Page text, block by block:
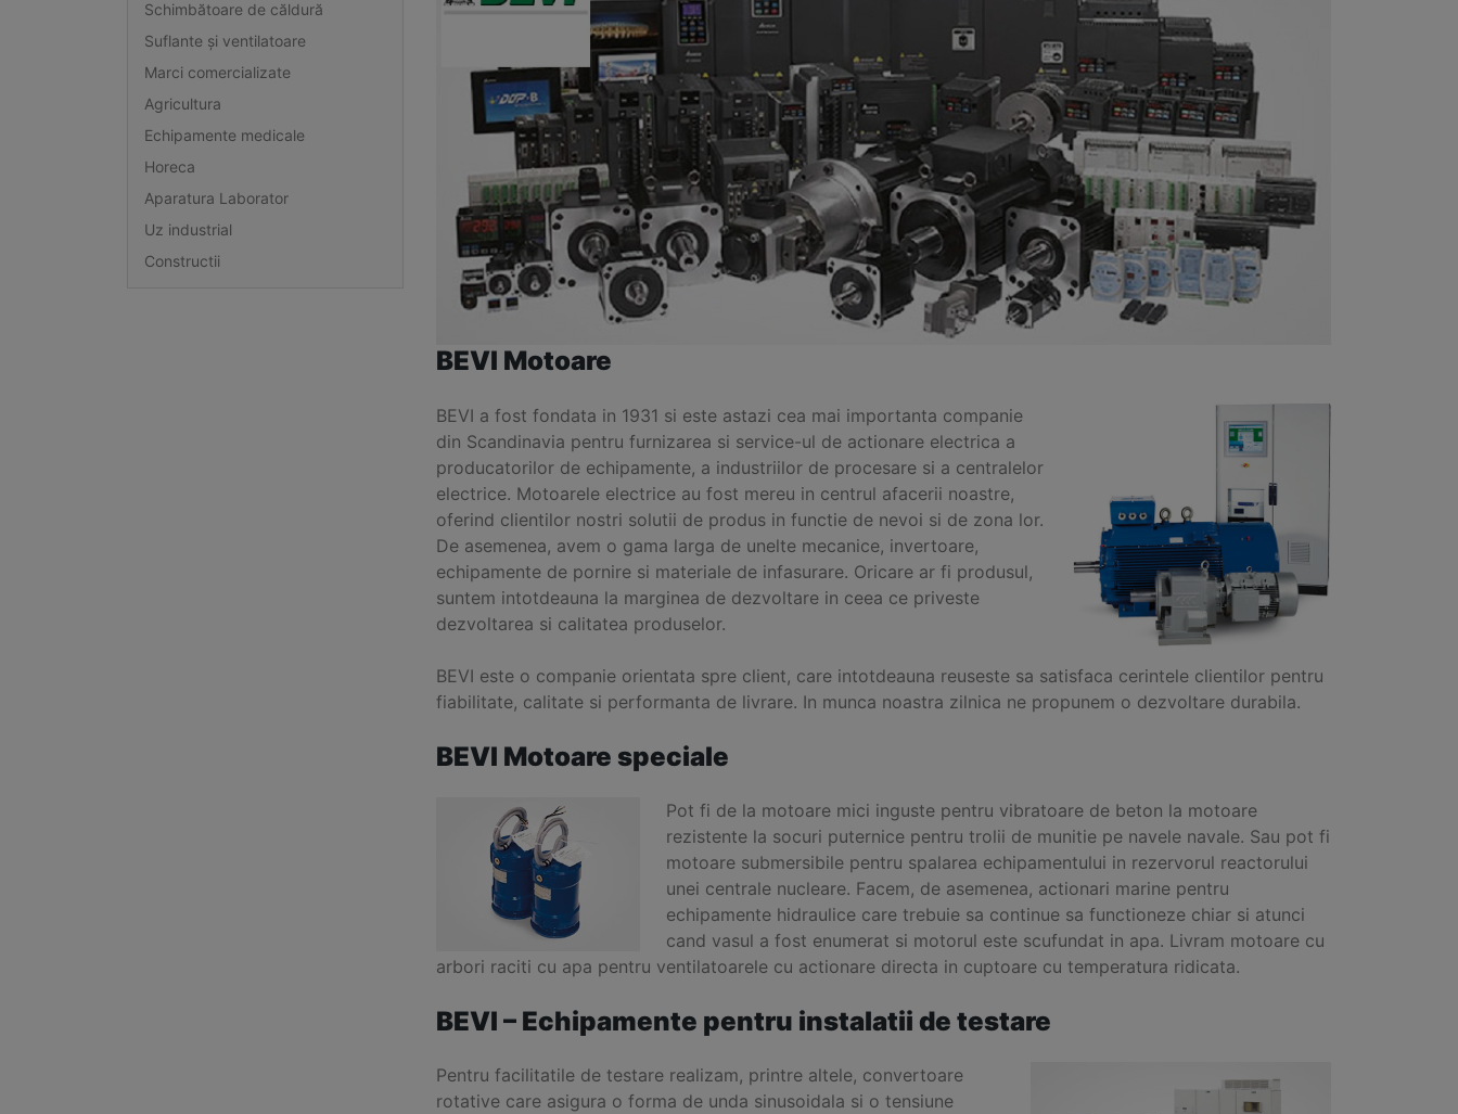
Schimbătoare de căldură
Suflante și ventilatoare
Marci comercializate
Agricultura
Echipamente medicale
Horeca
Aparatura Laborator
Uz industrial
Constructii
BEVI Motoare
BEVI a fost fondata in 1931 si este astazi cea mai importanta companie
din Scandinavia pentru furnizarea si service-ul de actionare electrica a
producatorilor de echipamente, a industriilor de procesare si a centralelor
electrice. Motoarele electrice au fost mereu in centrul afacerii noastre,
oferind clientilor nostri solutii de produs in functie de nevoi si de zona lor.
De asemenea, avem o gama larga de unelte mecanice, invertoare,
echipamente de pornire si materiale de infasurare. Oricare ar fi produsul,
suntem intotdeauna la marginea de dezvoltare in ceea ce priveste
dezvoltarea si calitatea produselor.
BEVI este o companie orientata spre client, care intotdeauna reuseste sa satisfaca cerintele clientilor pentru
fiabilitate, calitate si performanta de livrare. In munca noastra zilnica ne propunem o dezvoltare durabila.
BEVI Motoare speciale
Pot fi de la motoare mici inguste pentru vibratoare de beton la motoare
rezistente la socuri puternice pentru trolii de munitie pe navele navale. Sau pot fi
motoare submersibile pentru spalarea echipamentului in rezervorul reactorului
unei centrale nucleare. Facem, de asemenea, actionari marine pentru
echipamente hidraulice care trebuie sa continue sa functioneze chiar si atunci
cand vasul a fost enumerat si motorul este scufundat in apa. Livram motoare cu
arbori raciti cu apa pentru ventilatoarele cu actionare directa in cuptoare cu temperatura ridicata.
BEVI – Echipamente pentru instalatii de testare
Pentru facilitatile de testare realizam, printre altele, convertoare
rotative care asigura o forma de unda sinusoidala si o tensiune